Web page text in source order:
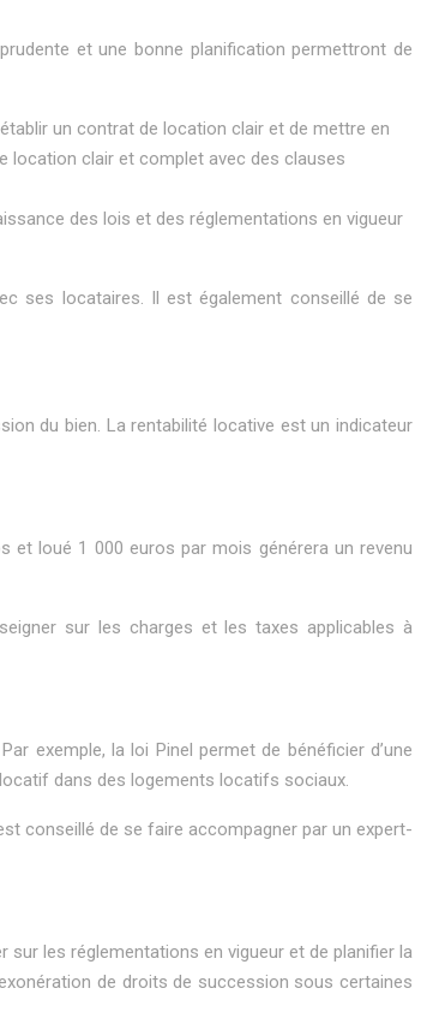
et une bonne planification permettront de
un contrat de location clair et de mettre en
location clair et complet avec des clauses
des lois et des réglementations en vigueur
ses locataires. Il est également conseillé de se
du bien. La rentabilité locative est un indicateur
et loué 1 000 euros par mois générera un revenu
sur les charges et les taxes applicables à
exemple, la loi Pinel permet de bénéficier d’une
dans des logements locatifs sociaux.
conseillé de se faire accompagner par un expert-
les réglementations en vigueur et de planifier la
de droits de succession sous certaines